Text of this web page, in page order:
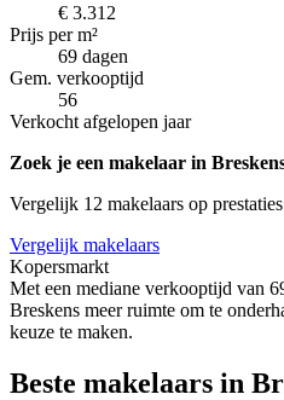
€ 3.312
Prijs per m²
69 dagen
Gem. verkooptijd
56
Verkocht afgelopen jaar
Zoek je een makelaar in
Vergelijk 12 makelaars op
Vergelijk makelaars
Kopersmarkt
Met een mediane verkooptijd van
Breskens meer ruimte om te
keuze te maken.
Beste makelaars in